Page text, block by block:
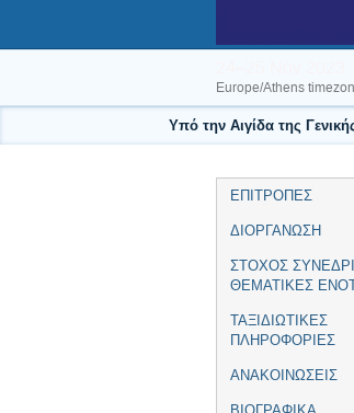
Europe/Athens
Υπό την Αιγίδα της
Event
menu
ΕΠΙΤΡΟΠΕΣ
ΔΙΟΡΓΑΝΩΣΗ
ΣΤΟΧΟΣ
ΘΕΜΑΤΙΚΕΣ
ΤΑΞΙΔΙΩΤΙΚΕΣ
ΠΛΗΡΟΦΟΡΙΕΣ
ΑΝΑΚΟΙΝΩΣΕΙΣ